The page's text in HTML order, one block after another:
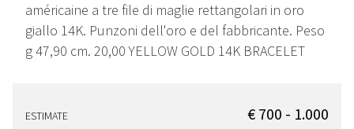
américaine a tre file di maglie rettangolari in oro
giallo 14K. Punzoni dell'oro e del fabbricante. Peso
g 47,90 cm. 20,00 YELLOW GOLD 14K BRACELET
ESTIMATE € 700 - 1.000